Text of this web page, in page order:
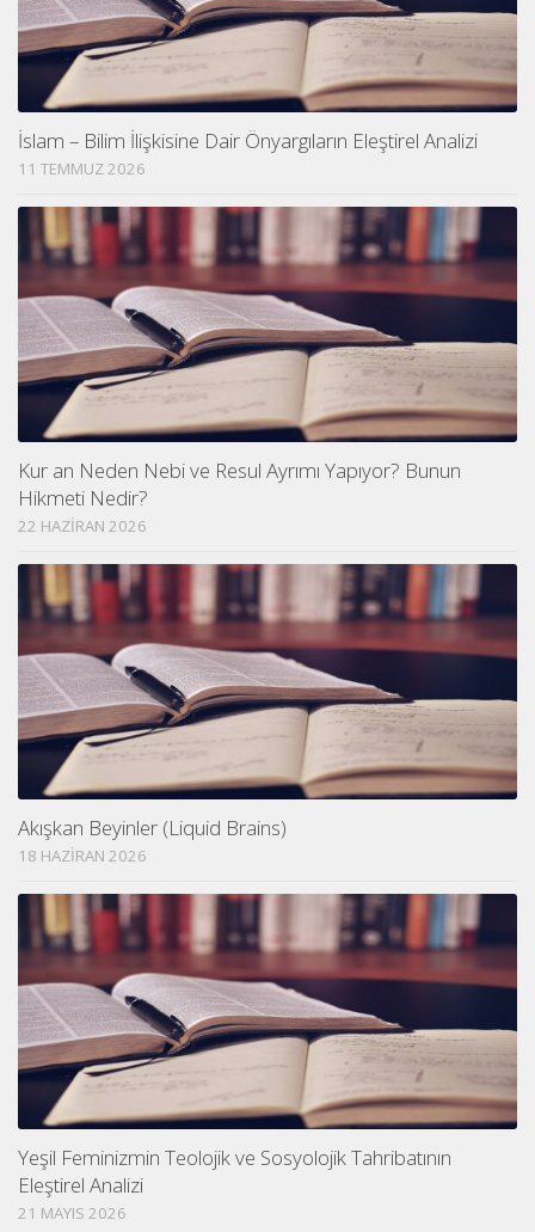
İslam – Bilim İlişkisine Dair Önyargıların Eleştirel Analizi
11 TEMMUZ 2026
Kur an Neden Nebi ve Resul Ayrımı Yapıyor? Bunun
Hikmeti Nedir?
22 HAZIRAN 2026
Akışkan Beyinler (Liquid Brains)
18 HAZIRAN 2026
Yeşil Feminizmin Teolojik ve Sosyolojik Tahribatının
Eleştirel Analizi
21 MAYIS 2026